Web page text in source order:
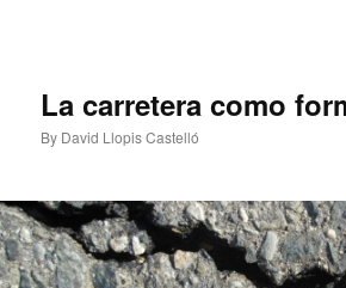
La carretera como
By David Llopis Castelló